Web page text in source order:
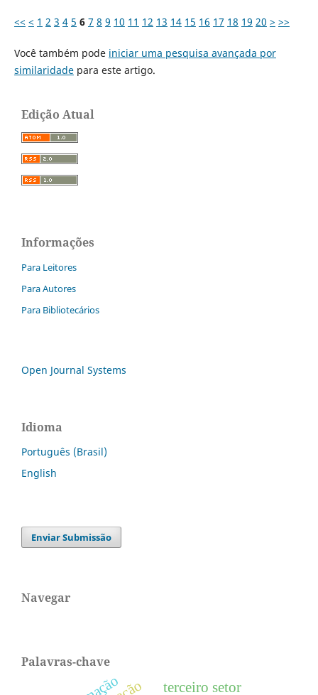
<< < 1 2 3 4 5 6 7 8 9 10 11 12 13 14 15 16 17 18 19 20 > >>
Você também pode iniciar uma pesquisa avançada por
similaridadepara este artigo.
Edição Atual
Informações
Para Leitores
Para Autores
Para Bibliotecários
Open Journal Systems
Idioma
Português (Brasil)
English
Enviar Submissão
Navegar
Palavras-chave
terceiro setor